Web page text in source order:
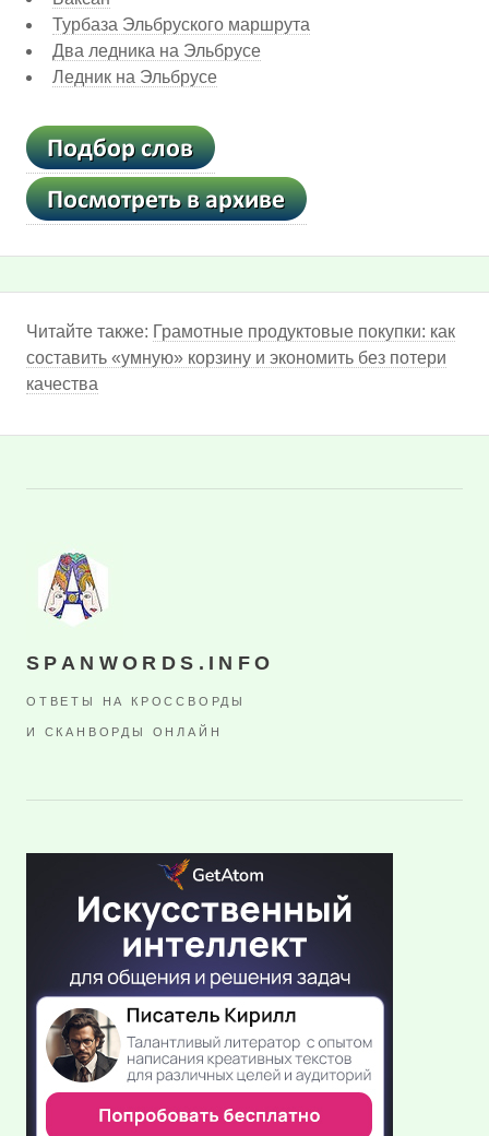
Турбаза Эльбруского маршрута
Два ледника на Эльбрусе
Ледник на Эльбрусе
Читайте также: Грамотные продуктовые покупки: как
составить «умную» корзину и экономить без потери
качества
SPANWORDS.INFO
ОТВЕТЫ НА КРОССВОРДЫ
И СКАНВОРДЫ ОНЛАЙН